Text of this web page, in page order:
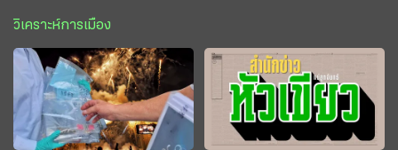
วิเคราะห์การเมือง